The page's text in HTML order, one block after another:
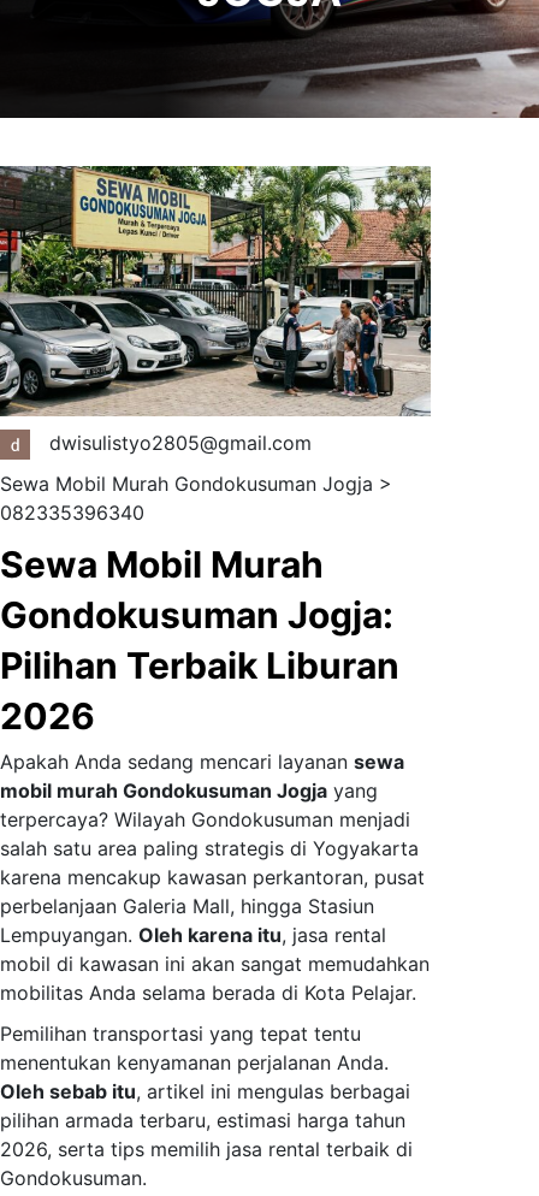
dwisulistyo2805@gmail.com
Sewa Mobil Murah Gondokusuman Jogja >
082335396340
Sewa Mobil Murah
Gondokusuman Jogja:
Pilihan Terbaik Liburan
2026
Apakah Anda sedang mencari layanan sewa
mobil murah Gondokusuman Jogja yang
terpercaya? Wilayah Gondokusuman menjadi
salah satu area paling strategis di Yogyakarta
karena mencakup kawasan perkantoran, pusat
perbelanjaan Galeria Mall, hingga Stasiun
Lempuyangan. Oleh karena itu, jasa rental
mobil di kawasan ini akan sangat memudahkan
mobilitas Anda selama berada di Kota Pelajar.
Pemilihan transportasi yang tepat tentu
menentukan kenyamanan perjalanan Anda.
Oleh sebab itu, artikel ini mengulas berbagai
pilihan armada terbaru, estimasi harga tahun
2026, serta tips memilih jasa rental terbaik di
Gondokusuman.